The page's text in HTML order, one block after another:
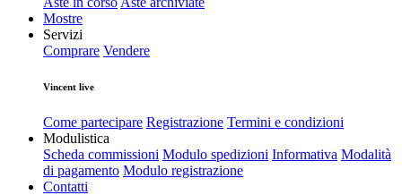
Mostre
Servizi
Comprare Vendere
Vincent live
Come partecipare Registrazione Termini e condizioni
Modulistica
Scheda commissioni Modulo spedizioni Informativa Modalità
di pagamento Modulo registrazione
Contatti